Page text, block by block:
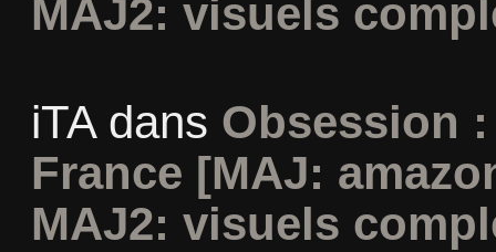
MAJ2: visuels
iTAdans Obsession
France [MAJ:
MAJ2: visuels